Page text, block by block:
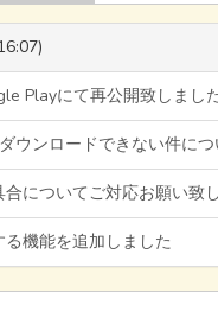
Playにて再公開致しました
ウンロードできない件につ
についてご対応お願い致し
機能を追加しました